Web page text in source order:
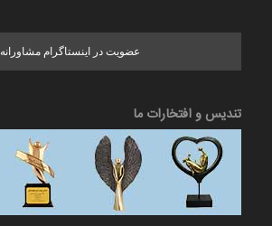
عضویت در اینستاگرام مشاورانه
تندیس و افتخارات ما